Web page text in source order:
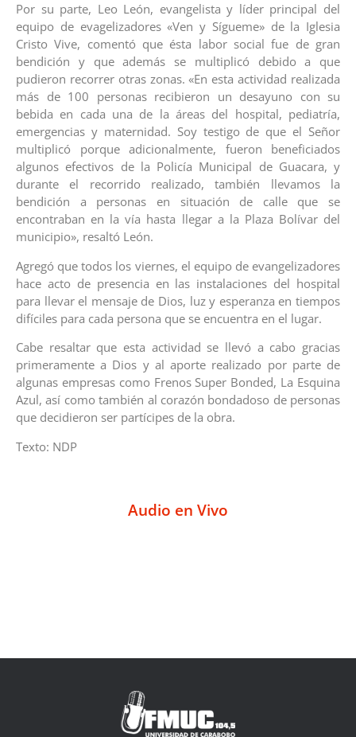
Por su parte, Leo León, evangelista y líder principal del
equipo de evagelizadores «Ven y Sígueme» de la Iglesia
Cristo Vive, comentó que ésta labor social fue de gran
bendición y que además se multiplicó debido a que
pudieron recorrer otras zonas. «En esta actividad realizada
más de 100 personas recibieron un desayuno con su
bebida en cada una de la áreas del hospital, pediatría,
emergencias y maternidad. Soy testigo de que el Señor
multiplicó porque adicionalmente, fueron beneficiados
algunos efectivos de la Policía Municipal de Guacara, y
durante el recorrido realizado, también llevamos la
bendición a personas en situación de calle que se
encontraban en la vía hasta llegar a la Plaza Bolívar del
municipio», resaltó León.
Agregó que todos los viernes, el equipo de evangelizadores
hace acto de presencia en las instalaciones del hospital
para llevar el mensaje de Dios, luz y esperanza en tiempos
difíciles para cada persona que se encuentra en el lugar.
Cabe resaltar que esta actividad se llevó a cabo gracias
primeramente a Dios y al aporte realizado por parte de
algunas empresas como Frenos Super Bonded, La Esquina
Azul, así como también al corazón bondadoso de personas
que decidieron ser partícipes de la obra.
Texto: NDP
Audio en Vivo